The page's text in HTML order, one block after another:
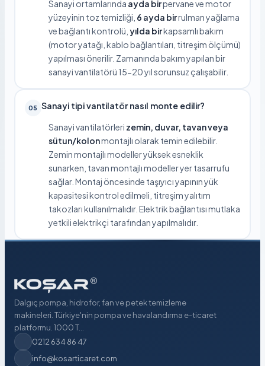
Sanayi ortamlarında ayda birpervane ve motor
yüzeyinin toz temizliği, 6 ayda birrulman yağlama
ve bağlantı kontrolü, yılda birkapsamlı bakım
(motor yatağı, kablo bağlantıları, titreşim ölçümü)
yapılması önerilir. Zamanında bakım yapılan bir
sanayi vantilatörü 15-20 yıl sorunsuz çalışabilir.
05 Sanayi tipi vantilatör nasıl monte edilir?
Sanayi vantilatörleri zemin, duvar, tavan veya
sütun/kolonmontajlı olarak temin edilebilir.
Zemin montajlı modeller yüksek esneklik
sunarken, tavan montajlı modeller yer tasarrufu
sağlar. Montaj öncesinde taşıyıcı yapının yük
kapasitesi kontrol edilmeli, titreşim yalıtım
takozları kullanılmalıdır. Elektrik bağlantısı mutlaka
yetkili elektrikçi tarafından yapılmalıdır.
Dalgıç pompa, hidrofor, fan ve petek temizleme
makineleri. Türkiye'nin pompa ve havalandırma e-ticaret
platformu. 1000 T...
0212 634 86 47
info@kosarticaret.com